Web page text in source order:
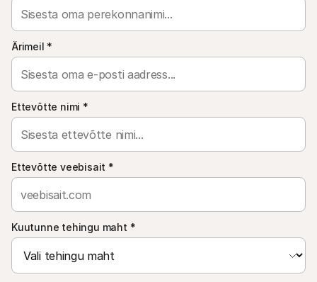
Mollie klientidele
Külastage meie klienditoe meeskonda
Võta ühendust müügitiimiga
Avasta, kuidas me saame sinu ettevõtet aidata
Ärimeil *
Ettevõtte nimi *
Ettevõtte veebisait *
Kuutunne tehingu maht *